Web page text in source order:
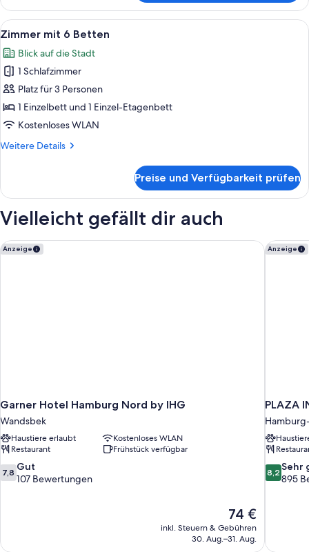
mit
6 Betten
Alle
Fotos
für
Zimmer
mit
6 Betten
anzeigen
Ein Hotelzimmer mit zwei Betten,
5
Zimmer mit 6 Betten
Blick auf die Stadt
1 Schlafzimmer
Platz für 3 Personen
1 Einzelbett und 1 Einzel-Etagenbett
Kostenloses WLAN
Weitere Details
Weitere
mit
Preise und Verfügbarkeit prüfen
Vielleicht gefällt dir auch
Anzeige
Garner Hotel Hamburg Nord by IHG
Wandsbek
Haustiere erlaubt
Kostenloses WLAN
Restaurant
Frühstück verfügbar
7.8
von
7,8 Gut
107 Bewertungen
Der
Preis
beträgt
74 €
inkl. Steuern & Gebühren
30. Aug.–31. Aug.
Garner Hotel Hamburg Nord by IHG Anzeige
PLAZA
8.2
von
8,2 Sehr
895
PLAZA